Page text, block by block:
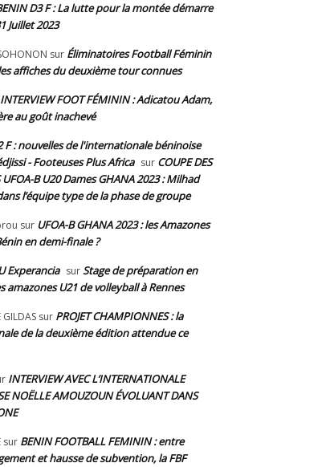
D3 F : La lutte pour la montée démarre
Juillet 2023
sur Éliminatoires Football Féminin
les affiches du deuxième tour connues
INTERVIEW FOOT FÉMININ : Adicatou Adam,
au goût inachevé
F : nouvelles de l'internationale béninoise
- Footeuses Plus Africa sur COUPE DES
UFOA-B U20 Dames GHANA 2023 : Milhad
l’équipe type de la phase de groupe
sur UFOA-B GHANA 2023 : les Amazones
en demi-finale ?
Experancia surStage de préparation en
amazones U21 de volleyball à Rennes
GILDAS sur PROJET CHAMPIONNES : la
de la deuxième édition attendue ce
INTERVIEW AVEC L’INTERNATIONALE
NOËLLE AMOUZOUN ÉVOLUANT DANS
sur BENIN FOOTBALL FEMININ : entre
et hausse de subvention, la FBF